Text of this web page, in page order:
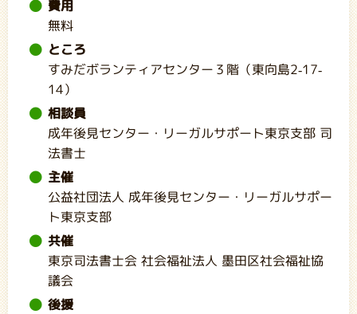
費用
無料
ところ
すみだボランティアセンター３階（東向島2-17-
14）
相談員
成年後見センター・リーガルサポート東京支部 司
法書士
主催
公益社団法人 成年後見センター・リーガルサポー
ト東京支部
共催
東京司法書士会 社会福祉法人 墨田区社会福祉協
議会
後援